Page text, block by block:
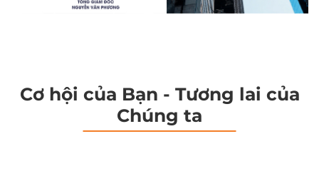
Cơ hội của Bạn - Tương lai của
Chúng ta